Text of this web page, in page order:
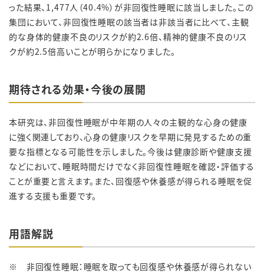
った結果、1,477人（40.4%）が非回復性睡眠に該当しました。この
集団において、非回復性睡眠の該当者は非該当者に比べて、主観
的な身体的健康不良のリスクが約2.6倍、精神的健康不良のリス
クが約2.5倍高いことが明らかになりました。
期待される効果・今後の展開
本研究は、非回復性睡眠が中年期の人々の主観的な心身の健康
に強く関連しており、心身の健康リスクを早期に発見するための重
要な指標となる可能性を示しました。今後は健康診断や健康支援
などにおいて、睡眠時間だけでなく非回復性睡眠を確認・評価する
ことが重要と言えます。また、回復感や休養感が得られる睡眠を促
進する支援も重要です。
用語解説
※ 非回復性睡眠：睡眠を取っても回復感や休養感が得られない